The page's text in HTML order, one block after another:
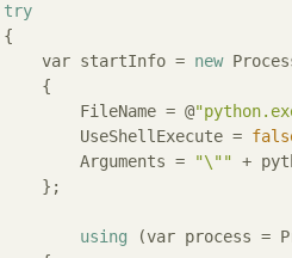
try
var startInfo =
new
FileName = @
UseShellExecute =
Arguments =
"\"" +
using (var process =